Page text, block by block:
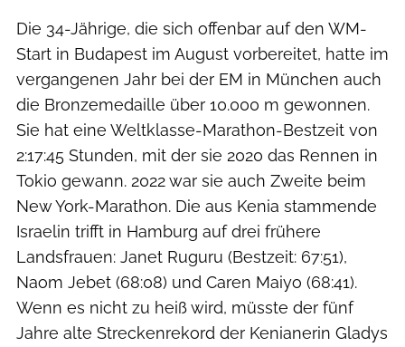
Die 34-Jährige, die sich offenbar auf den WM-
Start in Budapest im August vorbereitet, hatte im
vergangenen Jahr bei der EM in München auch
die Bronzemedaille über 10.000 m gewonnen.
Sie hat eine Weltklasse-Marathon-Bestzeit von
2:17:45 Stunden, mit der sie 2020 das Rennen in
Tokio gewann. 2022 war sie auch Zweite beim
New York-Marathon. Die aus Kenia stammende
Israelin trifft in Hamburg auf drei frühere
Landsfrauen: Janet Ruguru (Bestzeit: 67:51),
Naom Jebet (68:08) und Caren Maiyo (68:41).
Wenn es nicht zu heiß wird, müsste der fünf
Jahre alte Streckenrekord der Kenianerin Gladys